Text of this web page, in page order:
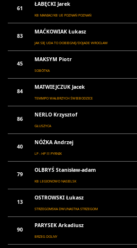
61
ŁABĘCKI Jarek
KB MANIAC/KB UE POZNAŃ POZNAŃ
83
MAĆKOWIAK Łukasz
JAK SIĘ UDA TO DOBIEGNĘ/DOJADE WROCŁAW
45
MAKSYM Piotr
SOBÓTKA
84
MATWIEJCZUK Jacek
TEMMPO WAŁBRZYCH ŚWIEBODZICE
86
NERLO Krzysztof
GŁUSZYCA
40
NÓŻKA Andrzej
LP - HP !!! PYRNIK
79
OLBRYŚ Stanisław-adam
KB LEGIONOWO NASIELSK
13
OSTROWSKI Łukasz
STRZEGOMSKA DWUNASTKA STRZEGOM
90
PARYSEK Arkadiusz
BRZEG DOLNY